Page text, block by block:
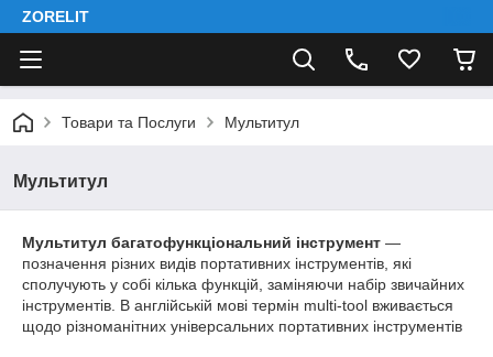
ZORELIT
Товари та Послуги Мультитул
Мультитул
Мультитул багатофункціональний інструмент —
позначення різних видів портативних інструментів, які
сполучують у собі кілька функцій, заміняючи набір звичайних
інструментів. В англійській мові термін multi-tool вживається
щодо різноманітних універсальних портативних інструментів